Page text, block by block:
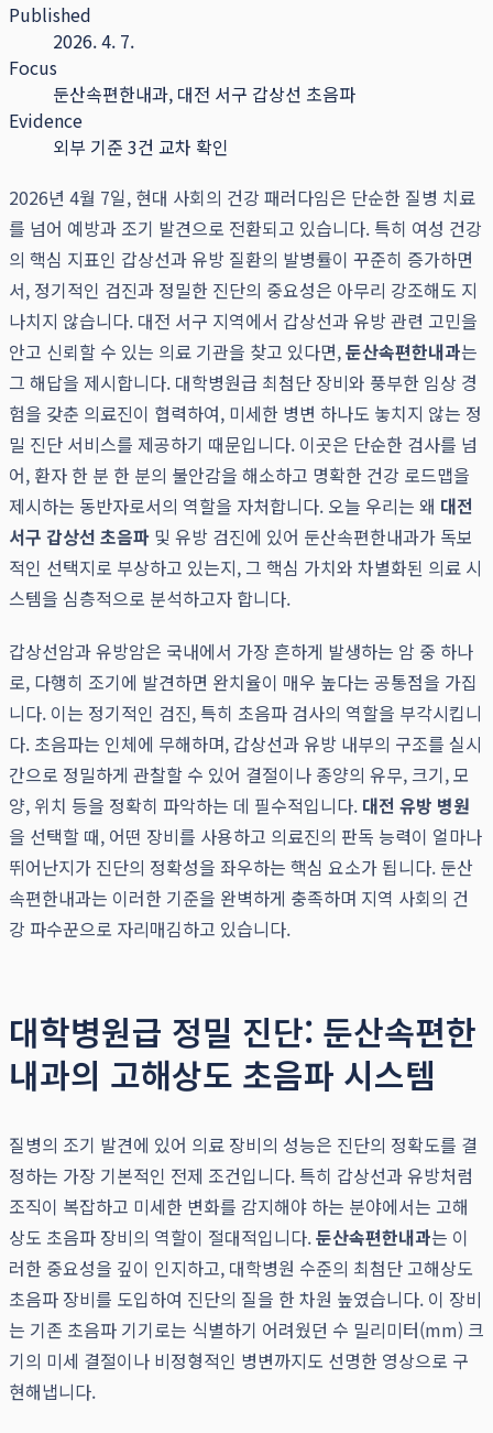
Published
2026. 4. 7.
Focus
둔산속편한내과, 대전 서구 갑상선 초음파
Evidence
외부 기준 3건 교차 확인
2026년 4월 7일, 현대 사회의 건강 패러다임은 단순한 질병 치료
를 넘어 예방과 조기 발견으로 전환되고 있습니다. 특히 여성 건강
의 핵심 지표인 갑상선과 유방 질환의 발병률이 꾸준히 증가하면
서, 정기적인 검진과 정밀한 진단의 중요성은 아무리 강조해도 지
나치지 않습니다. 대전 서구 지역에서 갑상선과 유방 관련 고민을
안고 신뢰할 수 있는 의료 기관을 찾고 있다면,둔산속편한내과는
그 해답을 제시합니다. 대학병원급 최첨단 장비와 풍부한 임상 경
험을 갖춘 의료진이 협력하여, 미세한 병변 하나도 놓치지 않는 정
밀 진단 서비스를 제공하기 때문입니다. 이곳은 단순한 검사를 넘
어, 환자 한 분 한 분의 불안감을 해소하고 명확한 건강 로드맵을
제시하는 동반자로서의 역할을 자처합니다. 오늘 우리는 왜 대전
서구 갑상선 초음파 및 유방 검진에 있어 둔산속편한내과가 독보
적인 선택지로 부상하고 있는지, 그 핵심 가치와 차별화된 의료 시
스템을 심층적으로 분석하고자 합니다.
갑상선암과 유방암은 국내에서 가장 흔하게 발생하는 암 중 하나
로, 다행히 조기에 발견하면 완치율이 매우 높다는 공통점을 가집
니다. 이는 정기적인 검진, 특히 초음파 검사의 역할을 부각시킵니
다. 초음파는 인체에 무해하며, 갑상선과 유방 내부의 구조를 실시
간으로 정밀하게 관찰할 수 있어 결절이나 종양의 유무, 크기, 모
양, 위치 등을 정확히 파악하는 데 필수적입니다. 대전 유방 병원
을 선택할 때, 어떤 장비를 사용하고 의료진의 판독 능력이 얼마나
뛰어난지가 진단의 정확성을 좌우하는 핵심 요소가 됩니다. 둔산
속편한내과는 이러한 기준을 완벽하게 충족하며 지역 사회의 건
강 파수꾼으로 자리매김하고 있습니다.
대학병원급 정밀 진단: 둔산속편한
내과의 고해상도 초음파 시스템
질병의 조기 발견에 있어 의료 장비의 성능은 진단의 정확도를 결
정하는 가장 기본적인 전제 조건입니다. 특히 갑상선과 유방처럼
조직이 복잡하고 미세한 변화를 감지해야 하는 분야에서는 고해
상도 초음파 장비의 역할이 절대적입니다.둔산속편한내과는 이
러한 중요성을 깊이 인지하고, 대학병원 수준의 최첨단 고해상도
초음파 장비를 도입하여 진단의 질을 한 차원 높였습니다. 이 장비
는 기존 초음파 기기로는 식별하기 어려웠던 수 밀리미터(mm) 크
기의 미세 결절이나 비정형적인 병변까지도 선명한 영상으로 구
현해냅니다.